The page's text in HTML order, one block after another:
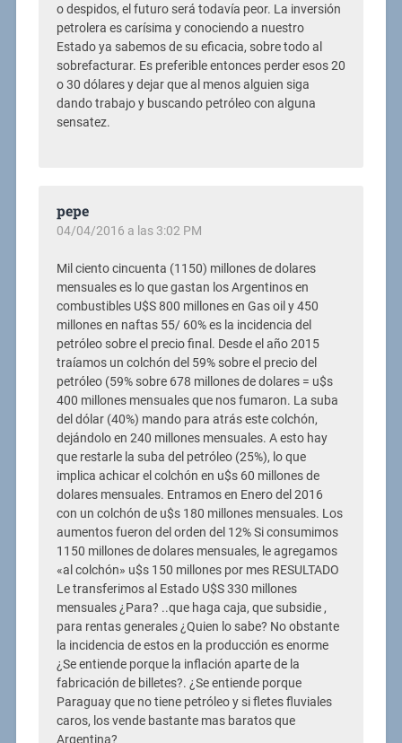
o despidos, el futuro será todavía peor. La inversión
petrolera es carísima y conociendo a nuestro
Estado ya sabemos de su eficacia, sobre todo al
sobrefacturar. Es preferible entonces perder esos 20
o 30 dólares y dejar que al menos alguien siga
dando trabajo y buscando petróleo con alguna
sensatez.
pepe
04/04/2016 a las 3:02 PM
Mil ciento cincuenta (1150) millones de dolares
mensuales es lo que gastan los Argentinos en
combustibles U$S 800 millones en Gas oil y 450
millones en naftas 55/ 60% es la incidencia del
petróleo sobre el precio final. Desde el año 2015
traíamos un colchón del 59% sobre el precio del
petróleo (59% sobre 678 millones de dolares = u$s
400 millones mensuales que nos fumaron. La suba
del dólar (40%) mando para atrás este colchón,
dejándolo en 240 millones mensuales. A esto hay
que restarle la suba del petróleo (25%), lo que
implica achicar el colchón en u$s 60 millones de
dolares mensuales. Entramos en Enero del 2016
con un colchón de u$s 180 millones mensuales. Los
aumentos fueron del orden del 12% Si consumimos
1150 millones de dolares mensuales, le agregamos
«al colchón» u$s 150 millones por mes RESULTADO
Le transferimos al Estado U$S 330 millones
mensuales ¿Para? ..que haga caja, que subsidie ,
para rentas generales ¿Quien lo sabe? No obstante
la incidencia de estos en la producción es enorme
¿Se entiende porque la inflación aparte de la
fabricación de billetes?. ¿Se entiende porque
Paraguay que no tiene petróleo y si fletes fluviales
caros, los vende bastante mas baratos que
Argentina?